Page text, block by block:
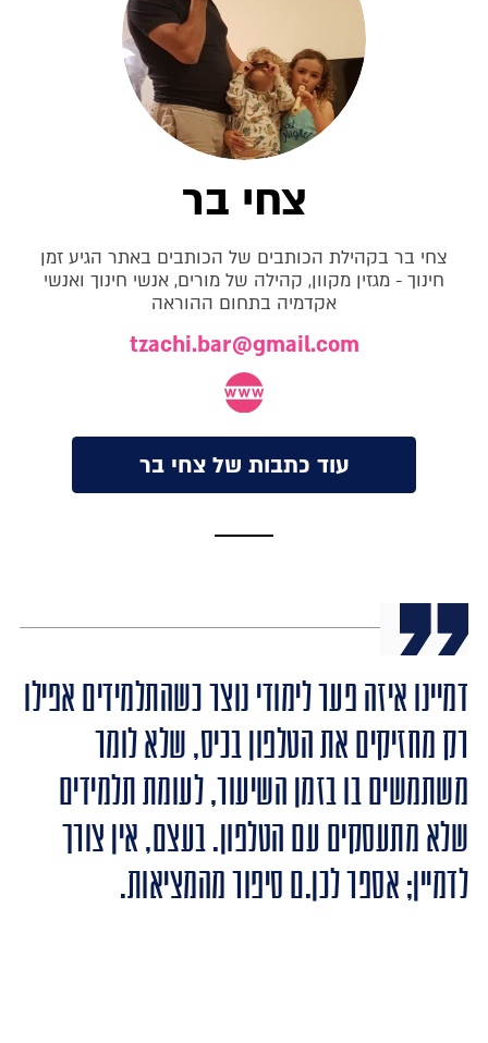
צחי בר
צחי בר בקהילת הכותבים של הכותבים באתר הגיע זמן
חינוך - מגזין מקוון, קהילה של מורים, אנשי חינוך ואנשי
אקדמיה בתחום ההוראה
tzachi.bar@gmail.com
עוד כתבות של צחי בר
דמיינו איזה פער לימודי נוצר כשהתלמידים אפילו
רק מחזיקים את הטלפון בכיס, שלא לומר
משתמשים בו בזמן השיעור, לעומת תלמידים
שלא מתעסקים עם הטלפון. בעצם, אין צורך
לדמיין; אספר לכן.ם סיפור מהמציאות.​